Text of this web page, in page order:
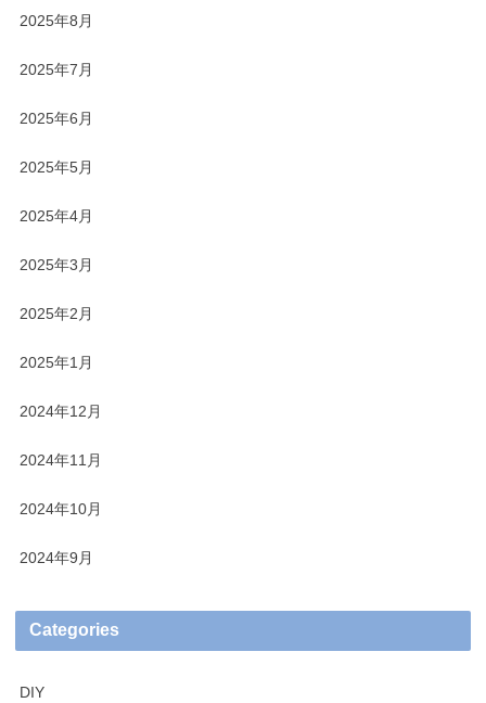
2025年8月
2025年7月
2025年6月
2025年5月
2025年4月
2025年3月
2025年2月
2025年1月
2024年12月
2024年11月
2024年10月
2024年9月
Categories
DIY